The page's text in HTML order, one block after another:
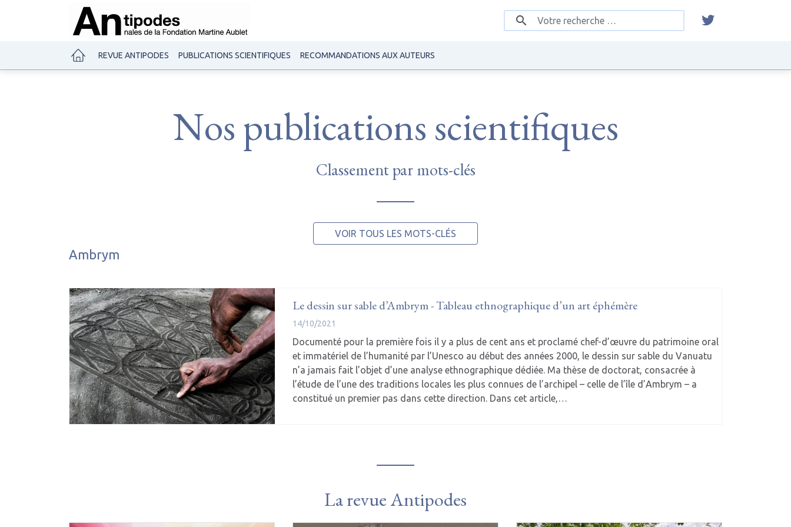
REVUE ANTIPODES PUBLICATIONS SCIENTIFIQUES RECOMMANDATIONS AUX AUTEURS
Nos publications scientifiques
Classement par mots-clés
VOIR TOUS LES MOTS-CLÉS
Ambrym
Le dessin sur sable d’Ambrym - Tableau ethnographique d’un art éphémère
14/10/2021
Documenté pour la première fois il y a plus de cent ans et proclamé chef-d’œuvre du patrimoine oral
et immatériel de l’humanité par l’Unesco au début des années 2000, le dessin sur sable du Vanuatu
n’a jamais fait l’objet d’une analyse ethnographique dédiée. Ma thèse de doctorat, consacrée à
l’étude de l’une des traditions locales les plus connues de l’archipel – celle de l’île d’Ambrym – a
constitué un premier pas dans cette direction. Dans cet article,…
La revue Antipodes